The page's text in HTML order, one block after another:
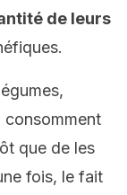
de leurs
consomment
que de les
fois, le fait